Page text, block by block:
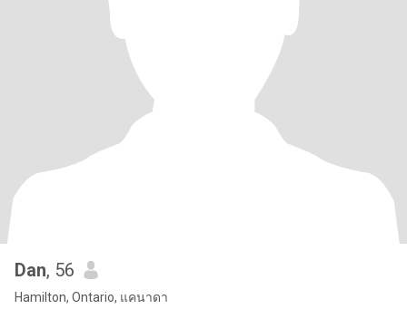
Dan, 56
Hamilton, Ontario, แคนาดา